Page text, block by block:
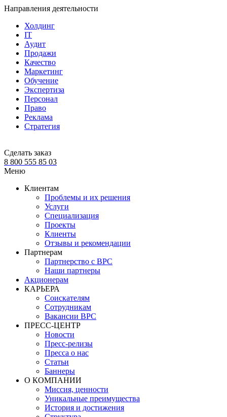
Направления деятельности
Холдинг
IT
Аудит
Продажи
Качество
Маркетинг
Обучение
Экспертиза
Персонал
Право
Реклама
Стратегия
Сделать заказ
8 800 555 85 03
Меню
Клиентам
Проблемы и их решения
Услуги
Специализация
Проекты
Клиенты
Отзывы и рекомендации
Партнерам
Партнерство с BPC
Наши партнеры
Акционерам
КАРЬЕРА
Соискателям
Сотрудникам
Вакансии BPC
ПРЕСС-ЦЕНТР
Новости
Пресс-релизы
Пресса о нас
Статьи
Баннеры
О КОМПАНИИ
Миссия, ценности
Уникальные преимущества
История и достижения